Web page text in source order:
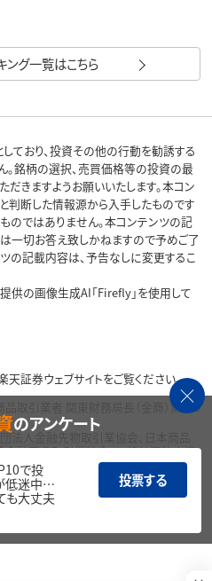
ング一覧はこちら
ており、投資その他の行動を勧誘する
。銘柄の選択、売買価格等の投資の最
きますようお願いいたします。本コン
判断した情報源から入手したものです
のではありません。本コンテンツの記
一切お答え致しかねますので予めご了
の記載内容は、予告なしに変更するこ
供の画像生成AI「Firefly」を使用して
証券ウェブサイトをご覧ください。
品取引業者 関東財務局長（金商）第195
法人金融先物取引業協会、日本商品
融商品取引業協会、一般社団法人資
All
のアンケート
で投
低迷中…
も大丈夫
投票する